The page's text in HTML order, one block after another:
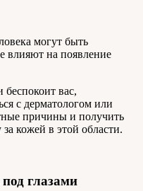
могут быть
влияют на появление
вас,
с дерматологом или
причины и получить
кожей в этой области.
глазами